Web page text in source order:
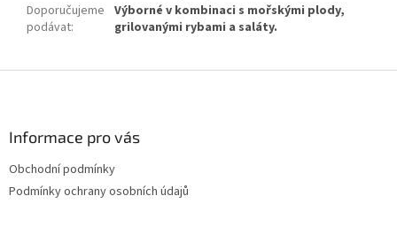
Doporučujeme
podávat:
Výborné v kombinaci s mořskými plody,
grilovanými rybami a saláty.
Informace pro vás
Obchodní podmínky
Podmínky ochrany osobních údajů